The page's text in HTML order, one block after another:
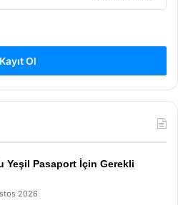
Kayıt Ol
Yeşil Pasaport İçin Gerekli
2026